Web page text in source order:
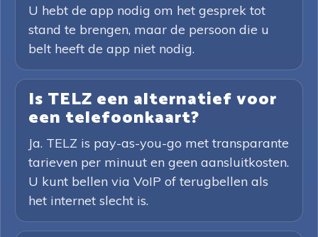
U hebt de app nodig om het gesprek tot
stand te brengen, maar de persoon die u
belt heeft de app niet nodig.
Is TELZ een alternatief voor
een telefoonkaart?
Ja. TELZ is pay-as-you-go met transparante
tarieven per minuut en geen aansluitkosten.
U kunt bellen via VoIP of terugbellen als
het internet slecht is.